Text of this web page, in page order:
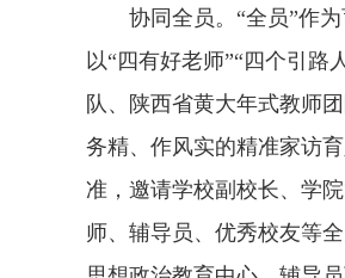
协同全员。“全员”作
以“四有好老师”“四个引
队、陕西省黄大年式教师
务精、作风实的精准家访
准，邀请学校副校长、学
师、辅导员、优秀校友等